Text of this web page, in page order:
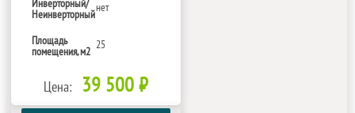
Инверторный/
Неинверторный
нет
Площадь
помещения, м2
25
Цена: 39 500 ₽